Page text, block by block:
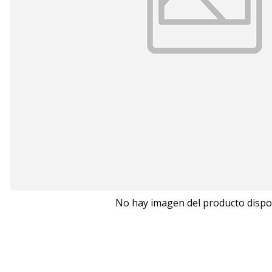
No hay imagen del producto